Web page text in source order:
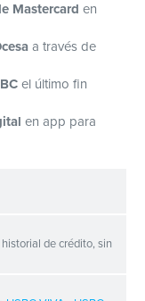
Mastercard en
a través de
el último fin
en app para
de crédito, sin